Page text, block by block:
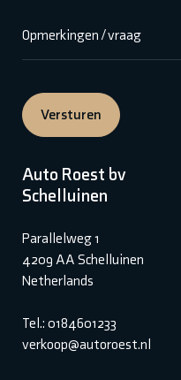
Opmerkingen / vraag
Versturen
Auto Roest bv
Schelluinen
Parallelweg 1
4209 AA Schelluinen
Netherlands
Tel.: 0184601233
verkoop@autoroest.nl